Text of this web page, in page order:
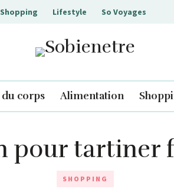
Shopping Lifestyle So Voyages
Sobienetre
du corps Alimentation
pour tartiner
SHOPPING